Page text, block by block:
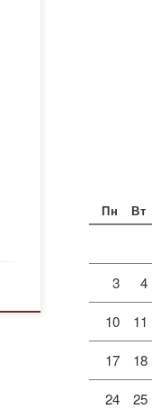
Пн Вт
3 4
10 11
17 18
24 25